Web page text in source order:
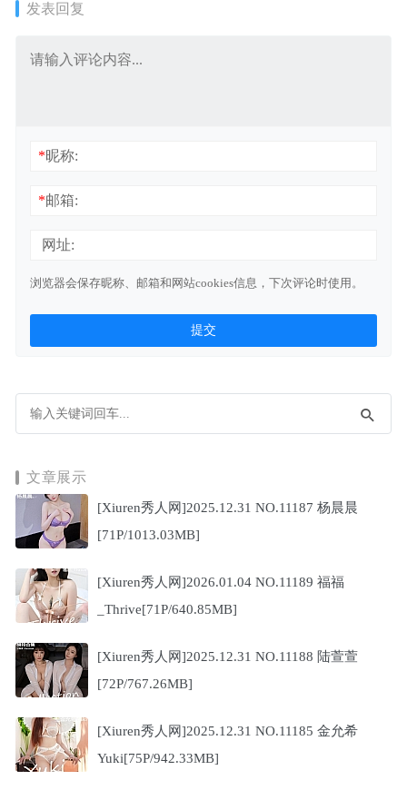
发表回复
*昵称:
*邮箱:
网址:
浏览器会保存昵称、邮箱和网站cookies信息，下次评论时使用。
文章展示
[Xiuren秀人网]2025.12.31 NO.11187 杨晨晨
[71P/1013.03MB]
[Xiuren秀人网]2026.01.04 NO.11189 福福
_Thrive[71P/640.85MB]
[Xiuren秀人网]2025.12.31 NO.11188 陆萱萱
[72P/767.26MB]
[Xiuren秀人网]2025.12.31 NO.11185 金允希
Yuki[75P/942.33MB]